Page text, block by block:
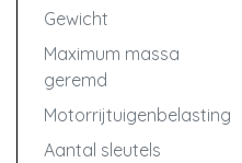
Gewicht
Maximum massa
geremd
Motorrijtuigenbelasting
Aantal sleutels